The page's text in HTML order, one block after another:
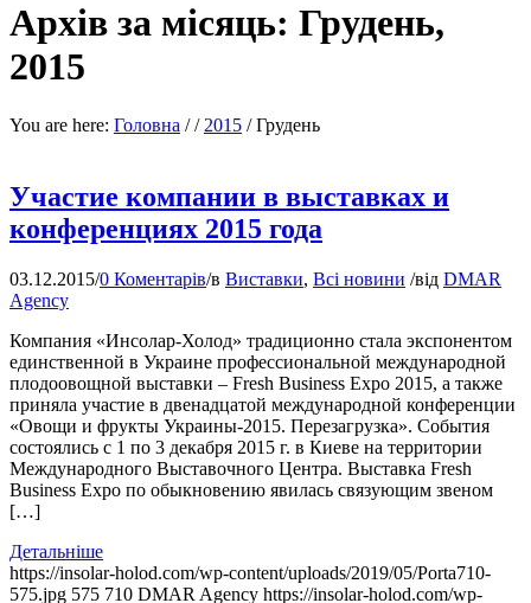
Архів за місяць: Грудень,
2015
You are here: Головна / / 2015 / Грудень
Участие компании в выставках и
конференциях 2015 года
03.12.2015/0 Коментарів/в Виставки, Всі новини /від DMAR
Agency
Компания «Инсолар-Холод» традиционно стала экспонентом
единственной в Украине профессиональной международной
плодоовощной выставки – Fresh Business Expo 2015, а также
приняла участие в двенадцатой международной конференции
«Овощи и фрукты Украины-2015. Перезагрузка». События
состоялись с 1 по 3 декабря 2015 г. в Киеве на территории
Международного Выставочного Центра. Выставка Fresh
Business Expo по обыкновению явилась связующим звеном
[…]
Детальніше
https://insolar-holod.com/wp-content/uploads/2019/05/Portа710-
575.jpg 575 710 DMAR Agency https://insolar-holod.com/wp-